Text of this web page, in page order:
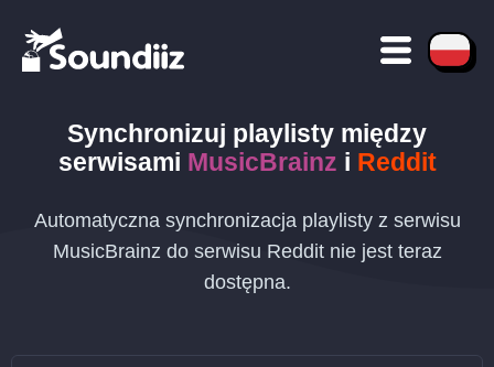
Synchronizuj playlisty między
serwisami MusicBrainz i Reddit
Automatyczna synchronizacja playlisty z serwisu
MusicBrainz do serwisu Reddit nie jest teraz
dostępna.